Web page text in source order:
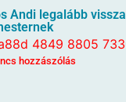
Andi legalább
hozzászólás